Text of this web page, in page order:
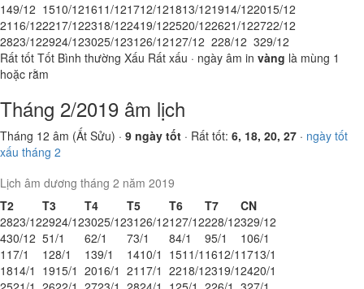
149/12 1510/121611/121712/121813/121914/122015/12
21 16/122217/122318/122419/122520/122621/122722/12
2823/122924/123025/123126/12127/12 228/12 329/12
Rất tốt Tốt Bình thường Xấu Rất xấu · ngày âm in vàng là mùng 1
hoặc rằm
Tháng 2/2019 âm lịch
Tháng 12 âm (Ất Sửu) · 9 ngày tốt · Rất tốt: 6, 18, 20, 27 · ngày tốt
xấu tháng 2
Lịch âm dương tháng 2 năm 2019
T2
T3 T4 T5 T6 T7
CN
2823/122924/123025/123126/12127/12228/12329/12
430/12 51/1 62/1 73/1 84/1 95/1 106/1
117/1 128/1 139/1 1410/1 1511/1 1612/1 1713/1
1814/1 1915/1 2016/1 21 17/1 2218/12319/12420/1